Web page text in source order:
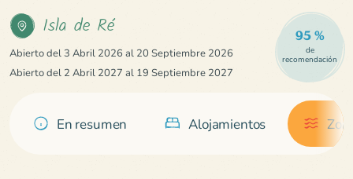
Isla de Ré
Abierto del 3 Abril 2026 al 20 Septiembre 2026
Abierto del 2 Abril 2027 al 19 Septiembre 2027
95 %
de
recomendación
En resumen Alojamientos